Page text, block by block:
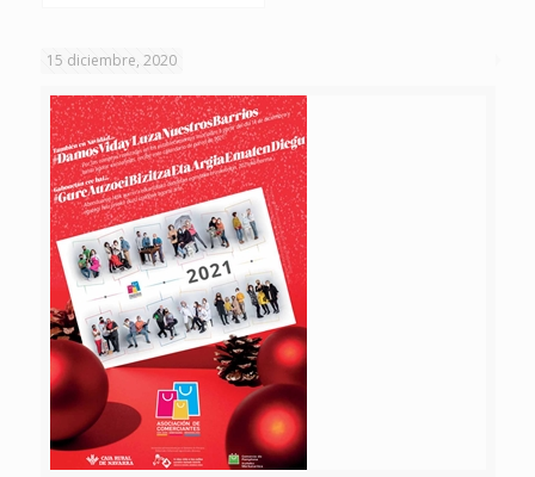
15 diciembre, 2020